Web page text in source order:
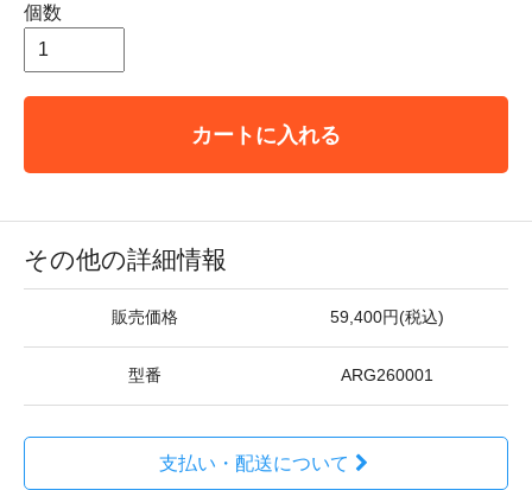
個数
カートに入れる
その他の詳細情報
販売価格 59,400円(税込)
型番 ARG260001
支払い・配送について